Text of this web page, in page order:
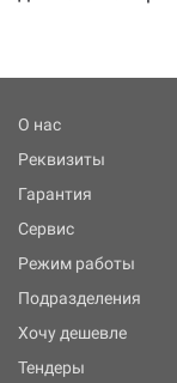
О нас
Реквизиты
Гарантия
Сервис
Режим работы
Подразделения
Хочу дешевле
Тендеры